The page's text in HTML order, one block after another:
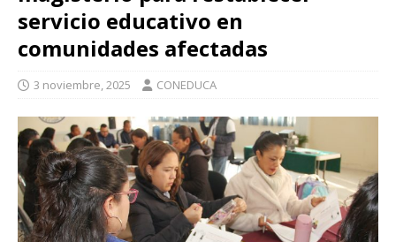
servicio educativo en
comunidades afectadas
3 noviembre, 2025 CONEDUCA